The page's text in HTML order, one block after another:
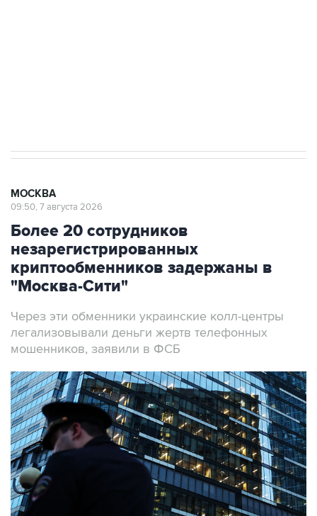
Более 20 сотрудников
незарегистрированных
криптообменников задержаны в
"Москва-Сити"
Через эти обменники украинские колл-центры
мошенников, заявили в ФСБ